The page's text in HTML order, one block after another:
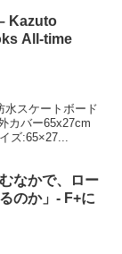
Kazuto
All-time
水スケートボード
カバー65x27cm
ズ:65×27...
なかで、ロー
のか」- F+に